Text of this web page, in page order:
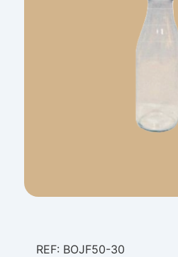
REF: BOJF50-30